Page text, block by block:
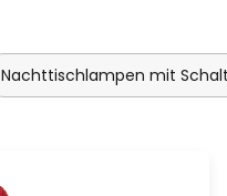
Nachttischlampen mit